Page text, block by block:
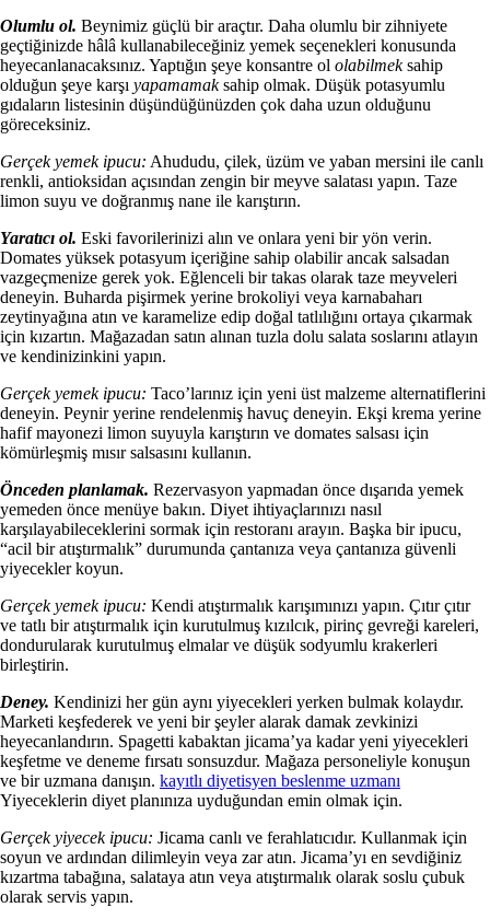
Olumlu ol. Beynimiz güçlü bir araçtır. Daha olumlu bir zihniyete
geçtiğinizde hâlâ kullanabileceğiniz yemek seçenekleri konusunda
heyecanlanacaksınız. Yaptığın şeye konsantre ol olabilmeksahip
olduğun şeye karşı yapamamaksahip olmak. Düşük potasyumlu
gıdaların listesinin düşündüğünüzden çok daha uzun olduğunu
göreceksiniz.
Gerçek yemek ipucu: Ahududu, çilek, üzüm ve yaban mersini ile canlı
renkli, antioksidan açısından zengin bir meyve salatası yapın. Taze
limon suyu ve doğranmış nane ile karıştırın.
Yaratıcı ol. Eski favorilerinizi alın ve onlara yeni bir yön verin.
Domates yüksek potasyum içeriğine sahip olabilir ancak salsadan
vazgeçmenize gerek yok. Eğlenceli bir takas olarak taze meyveleri
deneyin. Buharda pişirmek yerine brokoliyi veya karnabaharı
zeytinyağına atın ve karamelize edip doğal tatlılığını ortaya çıkarmak
için kızartın. Mağazadan satın alınan tuzla dolu salata soslarını atlayın
ve kendinizinkini yapın.
Gerçek yemek ipucu: Taco’larınız için yeni üst malzeme alternatiflerini
deneyin. Peynir yerine rendelenmiş havuç deneyin. Ekşi krema yerine
hafif mayonezi limon suyuyla karıştırın ve domates salsası için
kömürleşmiş mısır salsasını kullanın.
Önceden planlamak. Rezervasyon yapmadan önce dışarıda yemek
yemeden önce menüye bakın. Diyet ihtiyaçlarınızı nasıl
karşılayabileceklerini sormak için restoranı arayın. Başka bir ipucu,
“acil bir atıştırmalık” durumunda çantanıza veya çantanıza güvenli
yiyecekler koyun.
Gerçek yemek ipucu: Kendi atıştırmalık karışımınızı yapın. Çıtır çıtır
ve tatlı bir atıştırmalık için kurutulmuş kızılcık, pirinç gevreği kareleri,
dondurularak kurutulmuş elmalar ve düşük sodyumlu krakerleri
birleştirin.
Deney. Kendinizi her gün aynı yiyecekleri yerken bulmak kolaydır.
Marketi keşfederek ve yeni bir şeyler alarak damak zevkinizi
heyecanlandırın. Spagetti kabaktan jicama’ya kadar yeni yiyecekleri
keşfetme ve deneme fırsatı sonsuzdur. Mağaza personeliyle konuşun
ve bir uzmana danışın. kayıtlı diyetisyen beslenme uzmanı
Yiyeceklerin diyet planınıza uyduğundan emin olmak için.
Gerçek yiyecek ipucu: Jicama canlı ve ferahlatıcıdır. Kullanmak için
soyun ve ardından dilimleyin veya zar atın. Jicama’yı en sevdiğiniz
kızartma tabağına, salataya atın veya atıştırmalık olarak soslu çubuk
olarak servis yapın.